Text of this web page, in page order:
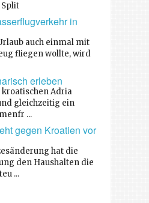
in
auch einmal mit
fliegen wollte, wird
erleben
kroatischen Adria
gleichzeitig ein
...
gegen Kroatien vor
hat die
den Haushalten die
...